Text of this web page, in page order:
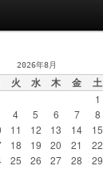
2026年8月
火 水 木 金 土
1
4 5 6 7
8
11 12 13 14
15
18 19 20 21
22
25 26 27 28
29